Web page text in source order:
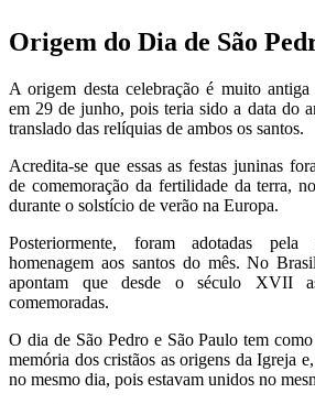
Origem do Dia de São
A origem desta celebração é muito antiga
em 29 de junho, pois teria sido a data do
translado das relíquias de ambos os santos.
Acredita-se que essas as festas juninas
de comemoração da fertilidade da terra,
durante o solstício de verão na Europa.
Posteriormente, foram adotadas
homenagem aos santos do mês. No
apontam que desde o século XVII
comemoradas.
O dia de São Pedro e São Paulo tem
memória dos cristãos as origens da Igreja
no mesmo dia, pois estavam unidos no